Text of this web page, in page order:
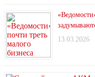
13.03.2026